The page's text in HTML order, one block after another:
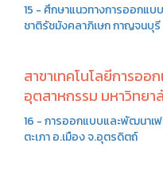
15 - ศึกษาแนวทางการออกแ
ชาติรัชมังคลาภิเษก กาญจนบุรี
สาขาเทคโนโลยีการอ
อุตสาหกรรม มหาวิทย
16 - การออกแบบและพัฒนาเ
ตะเภา อ.เมือง จ.อุตรดิตถ์